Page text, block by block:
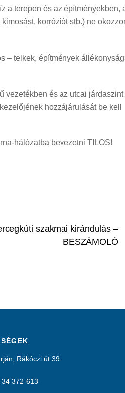
a terepen és az építményekben,
korróziót stb.) ne
– telkek, építmények
vezetékben és az utcai járdaszint
hozzájárulását be kell
hálózatba bevezetni TILOS!
szakmai kirándulás –
BESZÁMOLÓ
Rákóczi út 39.
34 372-613